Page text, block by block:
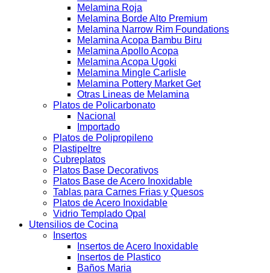
Melamina Roja
Melamina Borde Alto Premium
Melamina Narrow Rim Foundations
Melamina Acopa Bambu Biru
Melamina Apollo Acopa
Melamina Acopa Ugoki
Melamina Mingle Carlisle
Melamina Pottery Market Get
Otras Lineas de Melamina
Platos de Policarbonato
Nacional
Importado
Platos de Polipropileno
Plastipeltre
Cubreplatos
Platos Base Decorativos
Platos Base de Acero Inoxidable
Tablas para Carnes Frias y Quesos
Platos de Acero Inoxidable
Vidrio Templado Opal
Utensilios de Cocina
Insertos
Insertos de Acero Inoxidable
Insertos de Plastico
Baños Maria